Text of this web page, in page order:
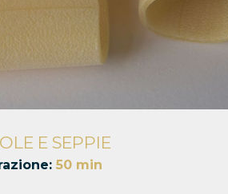
E SEPPIE
50 min